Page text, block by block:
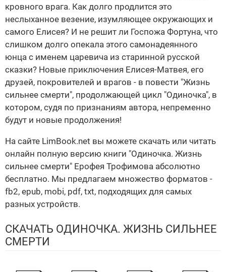
кровного врага. Как долго продлится это
неслыханное везение, изумляющее окружающих и
самого Елисея? И не решит ли Госпожа Фортуна, что
слишком долго опекала этого самонадеянного
юнца с именем царевича из старинной русской
сказки? Новые приключения Елисея-Матвея, его
друзей, покровителей и врагов - в повести "Жизнь
сильнее смерти", продолжающей цикл "Одиночка", в
котором, судя по признаниям автора, непременно
будут и новые продолжения!
На сайте LimBook.net вы можете скачать или читать
онлайн полную версию книги "Одиночка. Жизнь
сильнее смерти" Ерофея Трофимова абсолютно
бесплатно. Мы предлагаем множество форматов -
fb2, epub, mobi, pdf, txt, подходящих для самых
разных устройств.
СКАЧАТЬ ОДИНОЧКА. ЖИЗНЬ СИЛЬНЕЕ
СМЕРТИ